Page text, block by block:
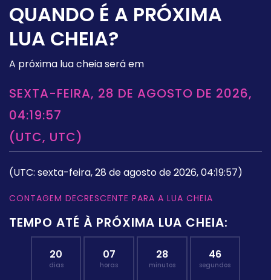
QUANDO É A PRÓXIMA
LUA CHEIA?
A próxima lua cheia será em
SEXTA-FEIRA, 28 DE AGOSTO DE 2026,
04:19:57
(UTC, UTC)
(UTC: sexta-feira, 28 de agosto de 2026, 04:19:57)
CONTAGEM DECRESCENTE PARA A LUA CHEIA
TEMPO ATÉ À PRÓXIMA LUA CHEIA:
20
dias
07
horas
28
minutos
45
segundos